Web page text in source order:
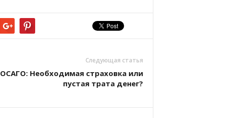
Следующая статья
ОСАГО: Необходимая страховка или
пустая трата денег?